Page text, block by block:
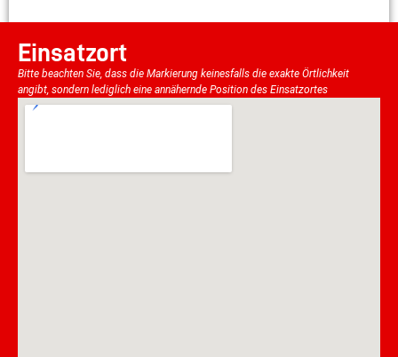
Einsatzort
Bitte beachten Sie, dass die Markierung keinesfalls die exakte Örtlichkeit
angibt, sondern lediglich eine annähernde Position des Einsatzortes